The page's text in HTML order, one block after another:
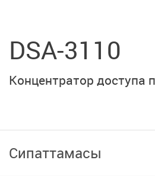
DSA-3110
Концентратор доступа
Сипаттамасы